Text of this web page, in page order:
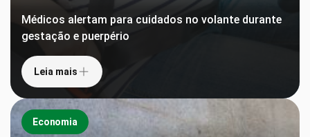
Médicos alertam para cuidados no volante durante
gestação e puerpério
Leia mais
Economia